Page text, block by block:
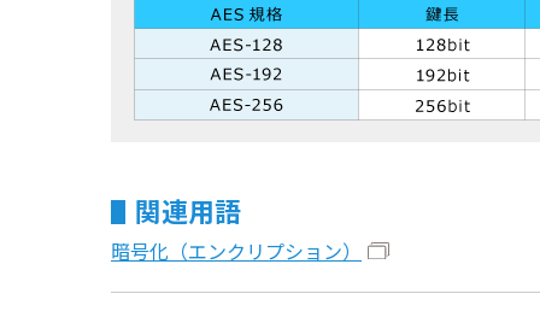
関連用語
暗号化（エンクリプション）